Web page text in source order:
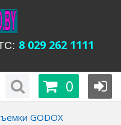
8 029 262 1111
54:будни с 15-00 до
0
GODOX